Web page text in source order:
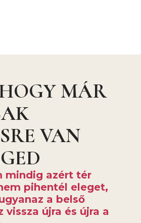
MÁR
VAN
mindig azért tér
pihentél eleget,
a belső
vissza újra és újra a